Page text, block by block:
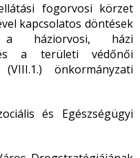
fogorvosi körzet
kapcsolatos döntések
a háziorvosi, házi
a területi védőnői
önkormányzati
és Egészségügyi